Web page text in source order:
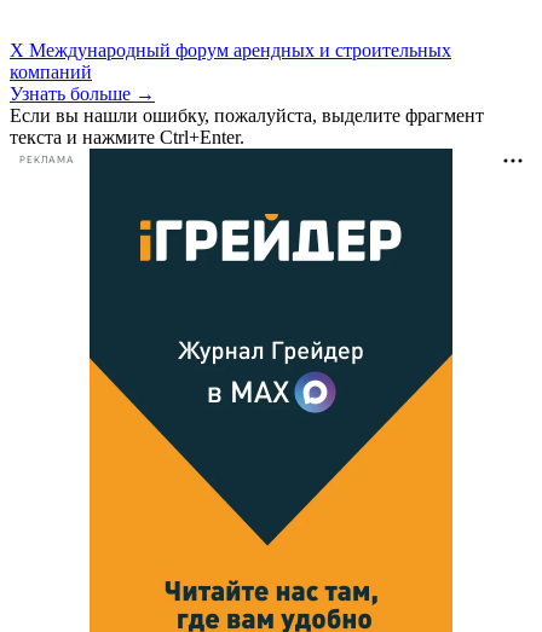
X Международный форум арендных и строительных
компаний
Узнать больше →
Если вы нашли ошибку, пожалуйста, выделите фрагмент
текста и нажмите Ctrl+Enter.
РЕКЛАМА